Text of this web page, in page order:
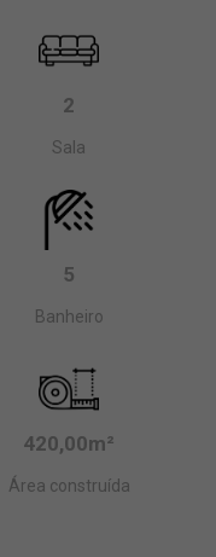
2
Sala
5
Banheiro
420,00m²
Área construída